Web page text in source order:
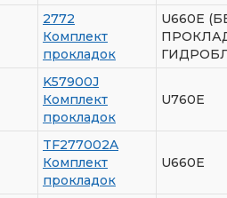
2772
Комплект
прокладок
U660E
K57900J
Комплект
прокладок
U760E
TF277002A
Комплект
прокладок
U660E